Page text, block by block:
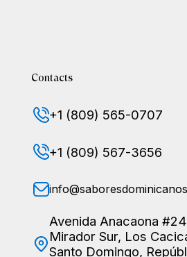
Contacts
+1 (809) 565-0707
+1 (809) 567-3656
Avenida Anacaona
Mirador Sur, Los
Santo Domingo,